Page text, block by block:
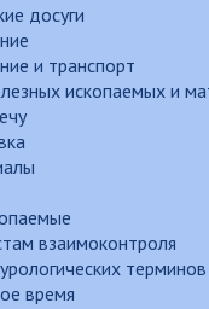
досуги
и транспорт
ископаемых и
взаимоконтроля
терминов
время